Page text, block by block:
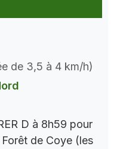
de 3,5 à 4 km/h)
D à 8h59 pour
de Coye (les